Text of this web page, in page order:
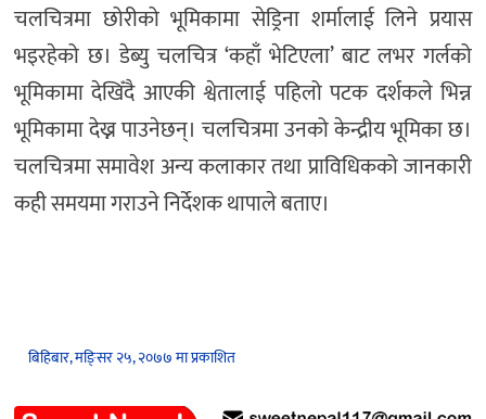
चलचित्रमा छोरीको भूमिकामा सेड्रिना शर्मालाई लिने प्रयास
भइरहेको छ। डेब्यु चलचित्र ‘कहाँ भेटिएला’ बाट लभर गर्लको
भूमिकामा देखिँदै आएकी श्वेतालाई पहिलो पटक दर्शकले भिन्न
भूमिकामा देख्न पाउनेछन्। चलचित्रमा उनको केन्द्रीय भूमिका छ।
चलचित्रमा समावेश अन्य कलाकार तथा प्राविधिकको जानकारी
कही समयमा गराउने निर्देशक थापाले बताए।
बिहिबार, मङि्सर २५, २०७७ मा प्रकाशित